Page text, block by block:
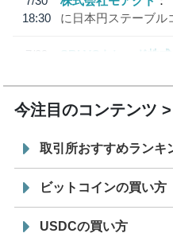
18:30
に日本円ステーブル
7/29
SBI VCトレード株式
今注目のコンテンツ
取引所おすすめランキ
ビットコインの買い方
USDCの買い方